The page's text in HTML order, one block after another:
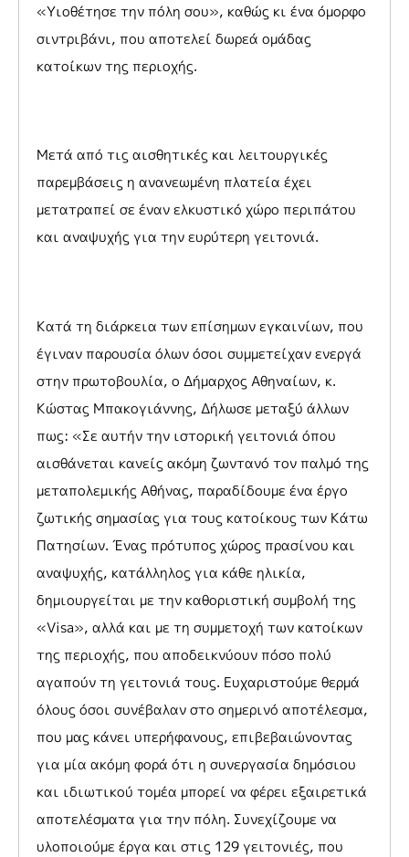
«Υιοθέτησε την πόλη σου», καθώς κι ένα όμορφο
σιντριβάνι, που αποτελεί δωρεά ομάδας
κατοίκων της περιοχής.
Μετά από τις αισθητικές και λειτουργικές
παρεμβάσεις η ανανεωμένη πλατεία έχει
μετατραπεί σε έναν ελκυστικό χώρο περιπάτου
και αναψυχής για την ευρύτερη γειτονιά.
Κατά τη διάρκεια των επίσημων εγκαινίων, που
έγιναν παρουσία όλων όσοι συμμετείχαν ενεργά
στην πρωτοβουλία, ο Δήμαρχος Αθηναίων, κ.
Κώστας Μπακογιάννης, Δήλωσε μεταξύ άλλων
πως: «Σε αυτήν την ιστορική γειτονιά όπου
αισθάνεται κανείς ακόμη ζωντανό τον παλμό της
μεταπολεμικής Αθήνας, παραδίδουμε ένα έργο
ζωτικής σημασίας για τους κατοίκους των Κάτω
Πατησίων. Ένας πρότυπος χώρος πρασίνου και
αναψυχής, κατάλληλος για κάθε ηλικία,
δημιουργείται με την καθοριστική συμβολή της
«Visa», αλλά και με τη συμμετοχή των κατοίκων
της περιοχής, που αποδεικνύουν πόσο πολύ
αγαπούν τη γειτονιά τους. Ευχαριστούμε θερμά
όλους όσοι συνέβαλαν στο σημερινό αποτέλεσμα,
που μας κάνει υπερήφανους, επιβεβαιώνοντας
για μία ακόμη φορά ότι η συνεργασία δημόσιου
και ιδιωτικού τομέα μπορεί να φέρει εξαιρετικά
αποτελέσματα για την πόλη. Συνεχίζουμε να
υλοποιούμε έργα και στις 129 γειτονιές, που